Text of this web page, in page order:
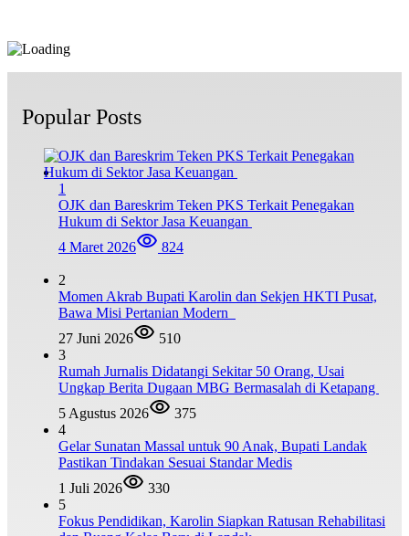
Popular Posts
1
OJK dan Bareskrim Teken PKS Terkait Penegakan
Hukum di Sektor Jasa Keuangan
4 Maret 2026
824
2
Momen Akrab Bupati Karolin dan Sekjen HKTI Pusat,
Bawa Misi Pertanian Modern
27 Juni 2026
510
3
Rumah Jurnalis Didatangi Sekitar 50 Orang, Usai
Ungkap Berita Dugaan MBG Bermasalah di Ketapang
5 Agustus 2026
375
4
Gelar Sunatan Massal untuk 90 Anak, Bupati Landak
Pastikan Tindakan Sesuai Standar Medis
1 Juli 2026
330
5
Fokus Pendidikan, Karolin Siapkan Ratusan Rehabilitasi